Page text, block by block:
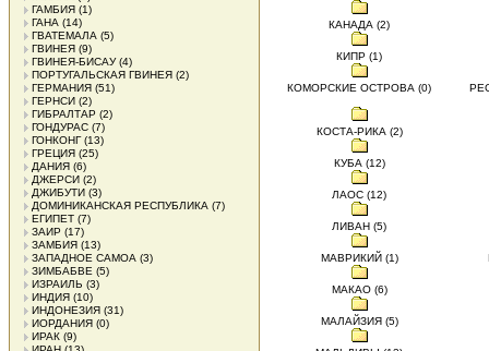
ГАМБИЯ (1)
ГАНА (14)
ГВАТЕМАЛА (5)
ГВИНЕЯ (9)
ГВИНЕЯ-БИСАУ(4)
ПОРТУГАЛЬСКАЯ ГВИНЕЯ (2)
ГЕРМАНИЯ (51)
ГЕРНСИ (2)
ГИБРАЛТАР (2)
ГОНДУРАС (7)
ГОНКОНГ(13)
ГРЕЦИЯ (25)
ДАНИЯ (6)
ДЖЕРСИ (2)
ДЖИБУТИ (3)
ДОМИНИКАНСКАЯ РЕСПУБЛИКА (7)
ЕГИПЕТ (7)
ЗАИР (17)
ЗАМБИЯ (13)
ЗАПАДНОЕ САМОА (3)
ЗИМБАБВЕ (5)
ИЗРАИЛЬ (3)
ИНДИЯ (10)
ИНДОНЕЗИЯ (31)
ИОРДАНИЯ (0)
ИРАК (9)
КАНАДА (2)
КИПР (1)
КОМОРСКИЕ ОСТРОВА (0)
КОСТА-РИКА (2)
КУБА (12)
ЛАОС (12)
ЛИВАН (5)
МАВРИКИЙ (1)
МАКАО (6)
МАЛАЙЗИЯ (5)